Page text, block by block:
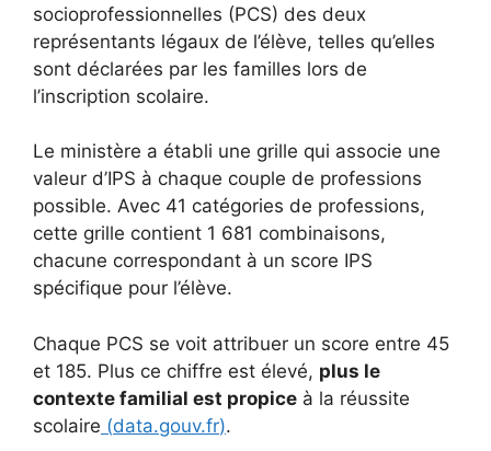
socioprofessionnelles (PCS) des deux
représentants légaux de l’élève, telles qu’elles
sont déclarées par les familles lors de
l’inscription scolaire.
Le ministère a établi une grille qui associe une
valeur d’IPS à chaque couple de professions
possible. Avec 41 catégories de professions,
cette grille contient 1 681 combinaisons,
chacune correspondant à un score IPS
spécifique pour l’élève.
Chaque PCS se voit attribuer un score entre 45
et 185. Plus ce chiffre est élevé, plus le
contexte familial est propice à la réussite
scolaire (data.gouv.fr).